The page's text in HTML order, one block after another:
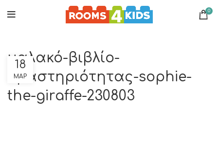
0
μαλακό-βιβλίο-
δραστηριότητας-sophie-
the-giraffe-230803
18
ΜΑΡ